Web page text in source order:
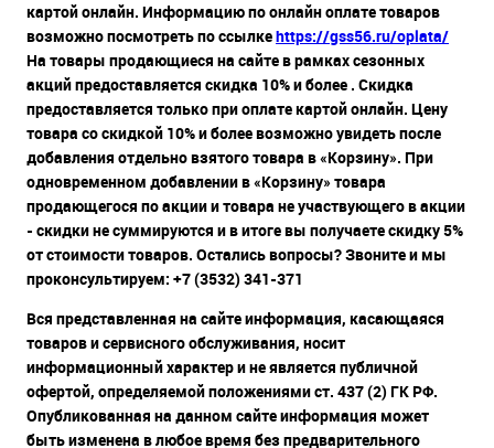
картой онлайн. Информацию по онлайн оплате товаров
возможно посмотреть по ссылкеhttps://gss56.ru/oplata/
На товары продающиеся на сайте в рамках сезонных
акций предоставляется скидка 10% и более . Скидка
предоставляется только при оплате картой онлайн. Цену
товара со скидкой 10% и более возможно увидеть после
добавления отдельно взятого товара в «Корзину». При
одновременном добавлении в «Корзину» товара
продающегося по акции и товара не участвующего в акции
- скидки не суммируются и в итоге вы получаете скидку 5%
от стоимости товаров. Остались вопросы? Звоните и мы
проконсультируем: +7 (3532) 341-371
Вся представленная на сайте информация, касающаяся
товаров и сервисного обслуживания, носит
информационный характер и не является публичной
офертой, определяемой положениями ст. 437 (2) ГК РФ.
Опубликованная на данном сайте информация может
быть изменена в любое время без предварительного